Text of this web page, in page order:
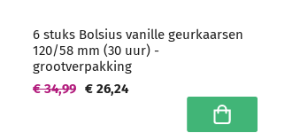
6 stuks Bolsius vanille geurkaarsen
120/58 mm (30 uur) -
grootverpakking
€ 26,24
€ 34,99
In winkelwagen